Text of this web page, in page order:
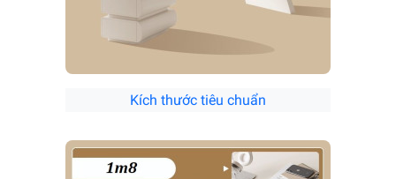
Kích thước tiêu chuẩn